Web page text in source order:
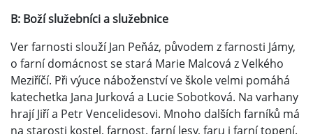
B: Boží služebníci a služebnice
Ver farnosti slouží Jan Peňáz, původem z farnosti Jámy,
o farní domácnost se stará Marie Malcová z Velkého
Meziříčí. Při výuce náboženství ve škole velmi pomáhá
katechetka Jana Jurková a Lucie Sobotková. Na varhany
hrají Jiří a Petr Vencelidesovi. Mnoho dalších farníků má
na starosti kostel, farnost, farní lesy, faru i farní topení.